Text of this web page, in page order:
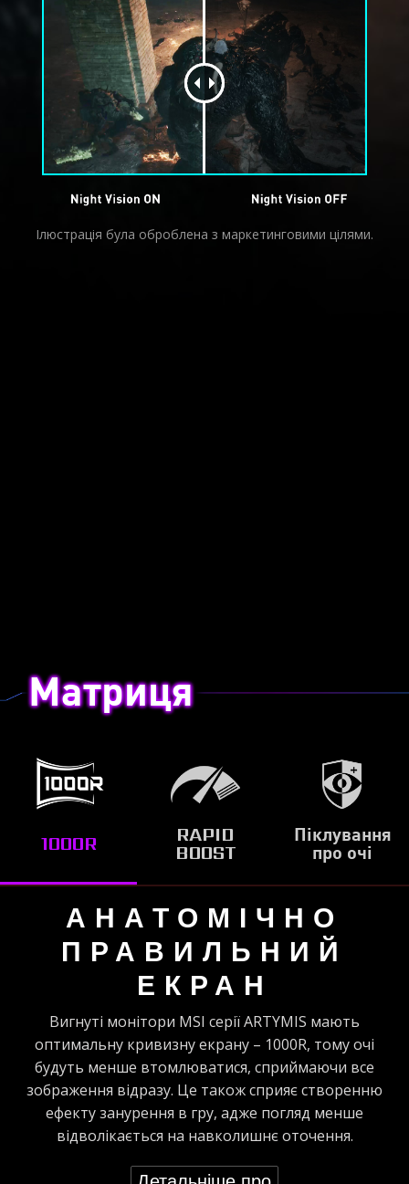
Ілюстрація була оброблена з маркетинговими цілями.
Матриця
1000R RAPID
BOOST
Піклування
про очі
АНАТОМІЧНО
ПРАВИЛЬНИЙ
ЕКРАН
Вигнуті монітори MSI серії ARTYMIS мають
оптимальну кривизну екрану – 1000R, тому очі
будуть менше втомлюватися, сприймаючи все
зображення відразу. Це також сприяє створенню
ефекту занурення в гру, адже погляд менше
відволікається на навколишнє оточення.